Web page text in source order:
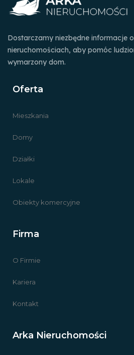
Dostarczamy niezbędne informacje o
nieruchomościach, aby pomóc
wymarzony dom.
Oferta
Mieszkania
Domy
Działki
Lokale
Obiekty komercyjne
Firma
O Firmie
Kariera
Kontakt
Arka Nieruchomości